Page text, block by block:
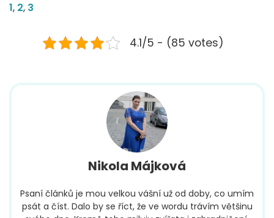
1, 2, 3
4.1/5 - (85 votes)
Nikola Májková
Psaní článků je mou velkou vášní už od doby, co umím
psát a číst. Dalo by se říct, že ve wordu trávím většinu